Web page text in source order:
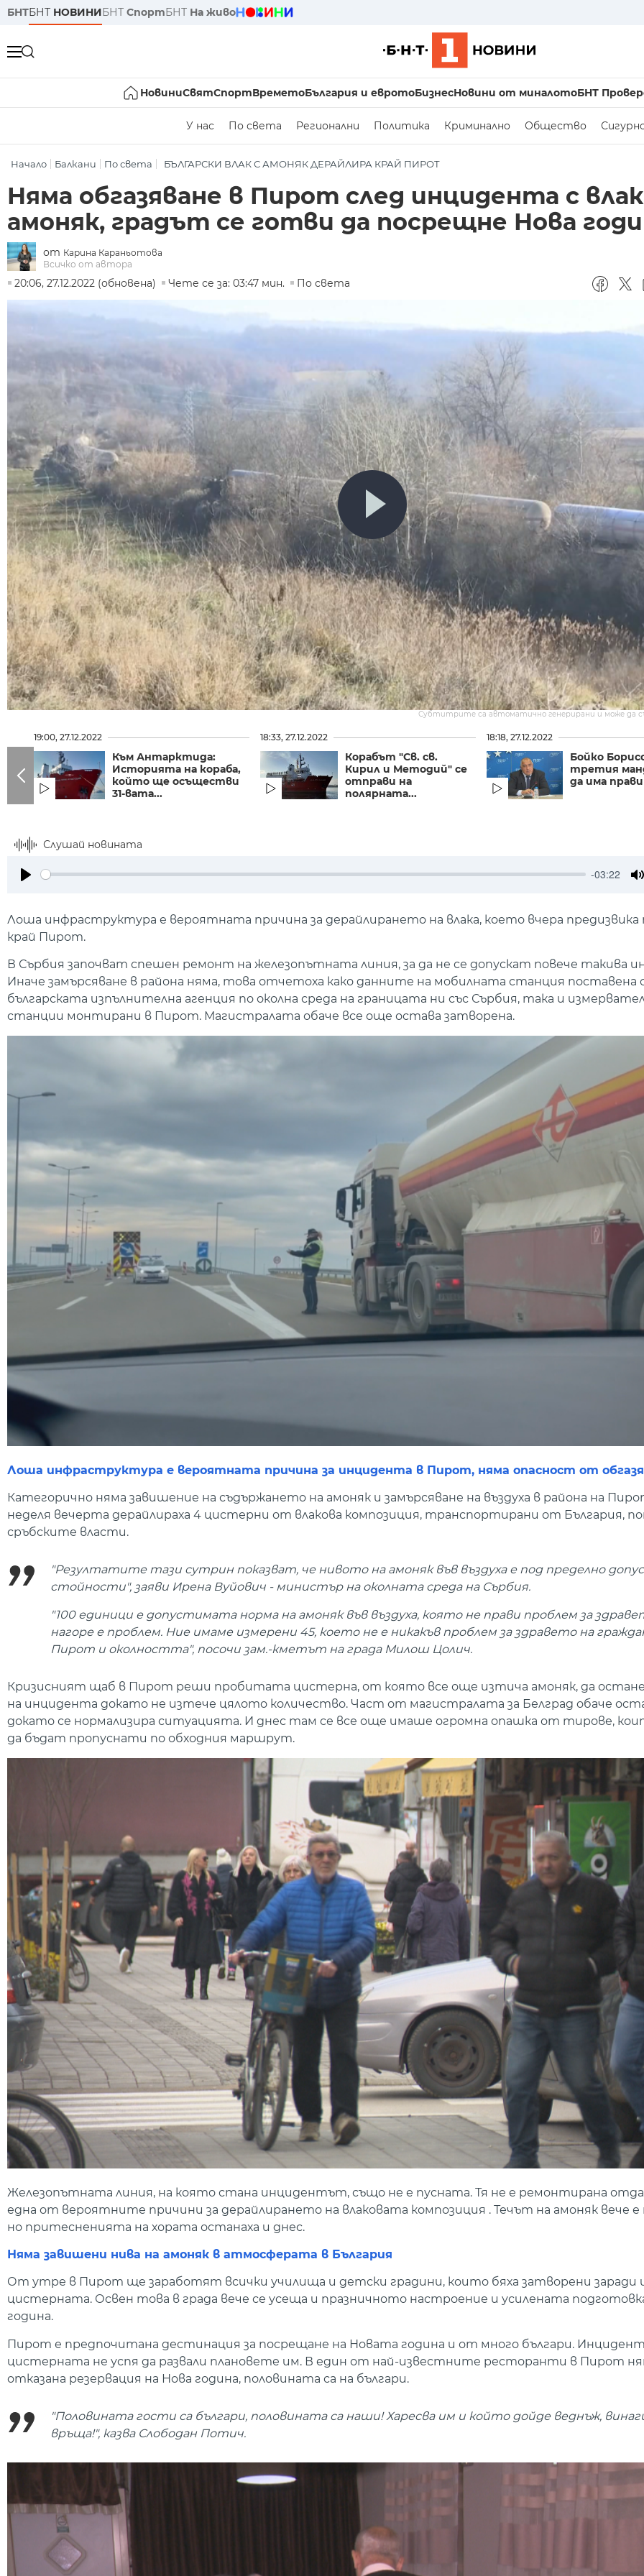
БНТБНТ НОВИНИБНТ СпортБНТ На живо
НовиниСвятСпортВреметоБългария и евротоБизнесНовини от миналотоБНТ
У нас По света Регионални Политика Криминално Общество
Начало Балкани По света БЪЛГАРСКИ ВЛАК С АМОНЯК ДЕРАЙЛИРА КРАЙ ПИРОТ
Няма обгазяване в Пирот след инцидента с
амоняк, градът се готви да посрещне Нова
от Карина Караньотова
Всичко от автора
20:06, 27.12.2022 (обновена)
Чете се за: 03:47 мин. По света
Субтитрите са автоматично генерирани и може да
19:00, 27.12.2022
Към Антарктида:
Историята на кораба,
който ще осъществи
31-вата...
18:33, 27.12.2022
Корабът "Св. св.
Кирил и Методий" се
отправи на
полярната...
18:18, 27.12.2022
Бойко
третия
да има
Слушай новината
-03:22
Лоша инфраструктура е вероятната причина за дерайлирането на влака, което вчера предизвика
край Пирот.
В Сърбия започват спешен ремонт на железопътната линия, за да не се допускат повече такива
Иначе замърсяване в района няма, това отчетоха како данните на мобилната станция поставена
българската изпълнителна агенция по околна среда на границата ни със Сърбия, така и
станции монтирани в Пирот. Магистралата обаче все още остава затворена.
Лоша инфраструктура е вероятната причина за инцидента в Пирот, няма опасност от
Категорично няма завишение на съдържането на амоняк и замърсяване на въздуха в района на
неделя вечерта дерайлираха 4 цистерни от влакова композиция, транспортирани от България,
сръбските власти.
"Резултатите тази сутрин показват, че нивото на амоняк във въздуха е под пределно
стойности", заяви Ирена Вуйович - министър на околната среда на Сърбия.
"100 единици е допустимата норма на амоняк във въздуха, която не прави проблем за
нагоре е проблем. Ние имаме измерени 45, което не е никакъв проблем за здравето на
Пирот и околността", посочи зам.-кметът на града Милош Цолич.
Кризисният щаб в Пирот реши пробитата цистерна, от която все още изтича амоняк, да
на инцидента докато не изтече цялото количество. Част от магистралата за Белград обаче
докато се нормализира ситуацията. И днес там се все още имаше огромна опашка от тирове,
да бъдат пропуснати по обходния маршрут.
Железопътната линия, на която стана инцидентът, също не е пусната. Тя не е ремонтирана
една от вероятните причини за дерайлирането на влаковата композиция . Течът на амоняк вече е
но притесненията на хората останаха и днес.
Няма завишени нива на амоняк в атмосферата в България
От утре в Пирот ще заработят всички училища и детски градини, които бяха затворени заради
цистерната. Освен това в града вече се усеща и празничното настроение и усилената
година.
Пирот е предпочитана дестинация за посрещане на Новата година и от много българи.
цистерната не успя да развали плановете им. В един от най-известните ресторанти в Пирот
отказана резервация на Нова година, половината са на българи.
"Половината гости са българи, половината са наши! Харесва им и който дойде веднъж,
връща!", казва Слободан Потич.